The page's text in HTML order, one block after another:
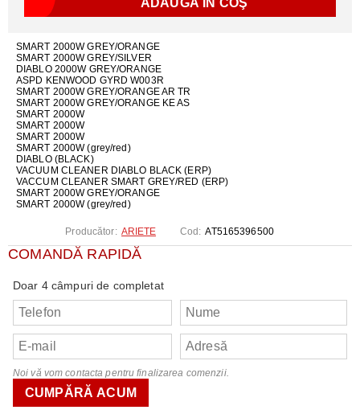
SMART 2000W GREY/ORANGE
SMART 2000W GREY/SILVER
DIABLO 2000W GREY/ORANGE
ASPD KENWOOD GYRD W003R
SMART 2000W GREY/ORANGE AR TR
SMART 2000W GREY/ORANGE KE AS
SMART 2000W
SMART 2000W
SMART 2000W
SMART 2000W (grey/red)
DIABLO (BLACK)
VACUUM CLEANER DIABLO BLACK (ERP)
VACCUM CLEANER SMART GREY/RED (ERP)
SMART 2000W GREY/ORANGE
SMART 2000W (grey/red)
Producător: ARIETE Cod: AT5165396500
COMANDĂ RAPIDĂ
Doar 4 câmpuri de completat
Noi vă vom contacta pentru finalizarea comenzii.